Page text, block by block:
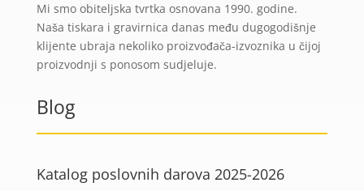
Mi smo obiteljska tvrtka osnovana 1990. godine.
Naša tiskara i gravirnica danas među dugogodišnje
klijente ubraja nekoliko proizvođača-izvoznika u čijoj
proizvodnji s ponosom sudjeluje.
Blog
Katalog poslovnih darova 2025-2026